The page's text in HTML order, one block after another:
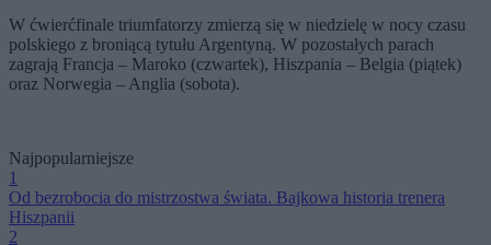
W ćwierćfinale triumfatorzy zmierzą się w niedzielę w nocy czasu
polskiego z broniącą tytułu Argentyną. W pozostałych parach
zagrają Francja – Maroko (czwartek), Hiszpania – Belgia (piątek)
oraz Norwegia – Anglia (sobota).
Najpopularniejsze
1
Od bezrobocia do mistrzostwa świata. Bajkowa historia trenera
Hiszpanii
2